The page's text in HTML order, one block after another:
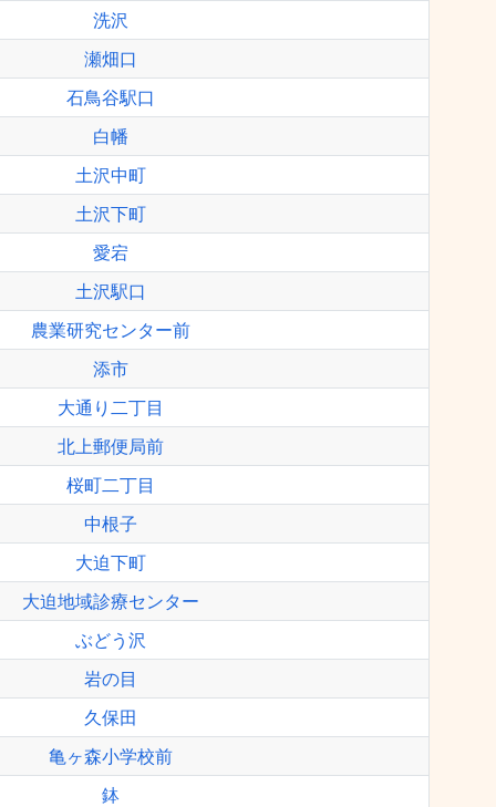
洗沢
瀬畑口
石鳥谷駅口
白幡
土沢中町
土沢下町
愛宕
土沢駅口
農業研究センター前
添市
大通り二丁目
北上郵便局前
桜町二丁目
中根子
大迫下町
大迫地域診療センター
ぶどう沢
岩の目
久保田
亀ヶ森小学校前
鉢